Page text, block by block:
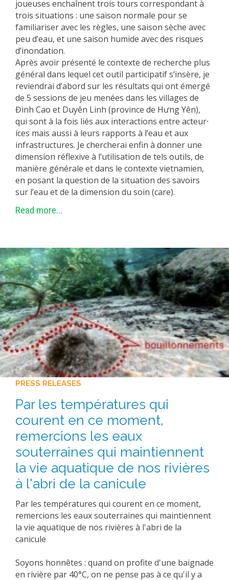
joueuses enchaînent trois tours correspondant à
trois situations : une saison normale pour se
familiariser avec les règles, une saison sèche avec
peu d’eau, et une saison humide avec des risques
d’inondation.
Après avoir présenté le contexte de recherche plus
général dans lequel cet outil participatif s’insère, je
reviendrai d’abord sur les résultats qui ont émergé
de 5 sessions de jeu menées dans les villages de
Đình Cao et Duyên Linh (province de Hưng Yên),
qui sont à la fois liés aux interactions entre acteur⸱
ices mais aussi à leurs rapports à l’eau et aux
infrastructures. Je chercherai enfin à donner une
dimension réflexive à l’utilisation de tels outils, de
manière générale et dans le contexte vietnamien,
en posant la question de la situation des savoirs
sur l’eau et de la dimension du soin (care).
Read more...
PRESS RELEASES
Par les températures qui
courent en ce moment,
remercions les eaux
souterraines qui maintiennent
la vie aquatique de nos rivières
à l'abri de la canicule
Par les températures qui courent en ce moment,
remercions les eaux souterraines qui maintiennent
la vie aquatique de nos rivières à l'abri de la
canicule
Soyons honnêtes : quand on profite d'une baignade
en rivière par 40°C, on ne pense pas à ce qu'il y a